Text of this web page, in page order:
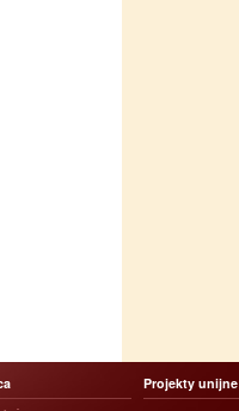
Projekty unijne